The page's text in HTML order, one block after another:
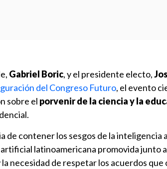
Gabriel Boric, y el presidente electo,
del Congreso Futuro, el evento
sobre el porvenir de la ciencia y la
de contener los sesgos de la inteligencia
latinoamericana promovida junto
la necesidad de respetar los acuerdos